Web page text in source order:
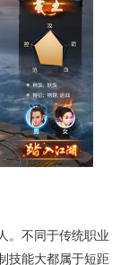
。不同于传统职业
技能大都属于短距